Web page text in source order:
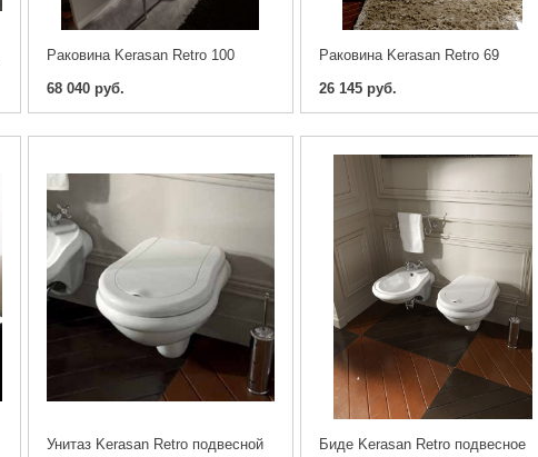
Раковина Kerasan Retro 100
68 040 руб.
Раковина Kerasan Retro 69
26 145 руб.
Унитаз Kerasan Retro подвесной
Биде Kerasan Retro подвесное